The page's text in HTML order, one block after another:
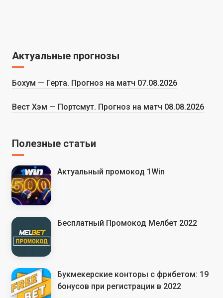
Актуальные прогнозы
Бохум — Герта. Прогноз на матч 07.08.2026
Вест Хэм — Портсмут. Прогноз на матч 08.08.2026
Полезные статьи
Актуальный промокод 1Win
Бесплатный Промокод Мелбет 2022
Букмекерские конторы с фрибетом: 19
бонусов при регистрации в 2022